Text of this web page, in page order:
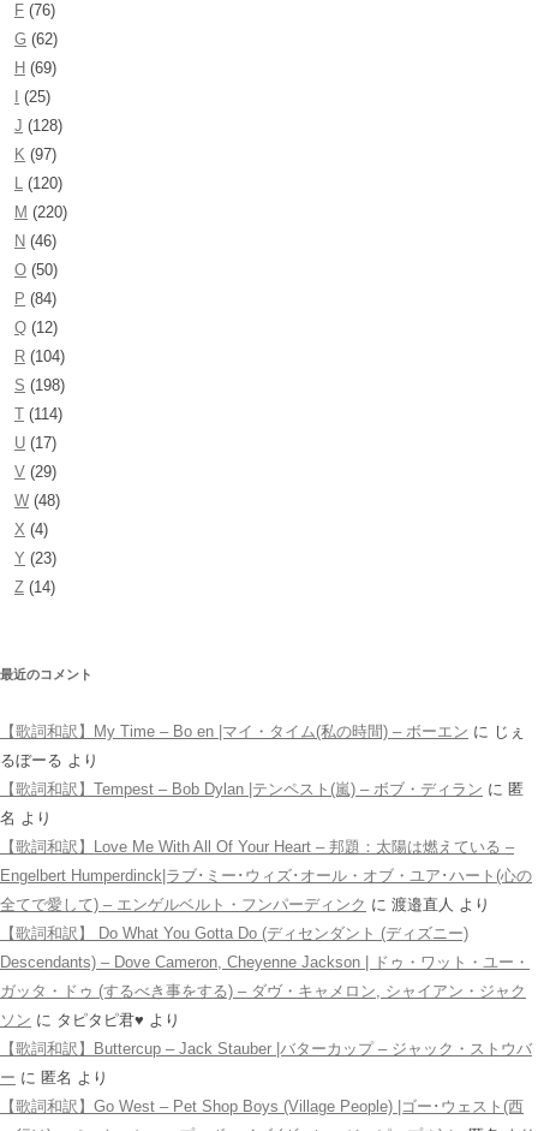
F (76)
G (62)
H (69)
(25)
J (128)
K (97)
L (120)
M (220)
N (46)
O (50)
P (84)
Q (12)
R (104)
S (198)
T (114)
U (17)
V (29)
W (48)
X (4)
Y (23)
Z (14)
最近のコメント
【歌詞和訳】My Time – Bo en |マイ・タイム(私の時間) – ボーエン に じぇ
るぼーる より
【歌詞和訳】Tempest – Bob Dylan |テンペスト(嵐) – ボブ・ディラン に 匿
名 より
【歌詞和訳】Love Me With All Of Your Heart – 邦題：太陽は燃えている –
Engelbert Humperdinck|ラブ･ミー･ウィズ･オール・オブ・ユア･ハート(心の
全てで愛して) – エンゲルベルト・フンパーディンク に 渡邉直人 より
【歌詞和訳】 Do What You Gotta Do (ディセンダント (ディズニー)
Descendants) – Dove Cameron, Cheyenne Jackson | ドゥ・ワット・ユー・
ガッタ・ドゥ (するべき事をする) – ダヴ・キャメロン, シャイアン・ジャク
ソン に タピタピ君♥️ より
【歌詞和訳】Buttercup – Jack Stauber |バターカップ – ジャック・ストウバ
ー に 匿名 より
【歌詞和訳】Go West – Pet Shop Boys (Village People) |ゴー･ウェスト(西